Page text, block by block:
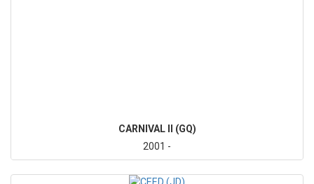
CARNIVAL II (GQ)
2001 -